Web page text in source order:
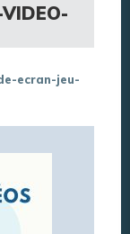
ecran-jeu-